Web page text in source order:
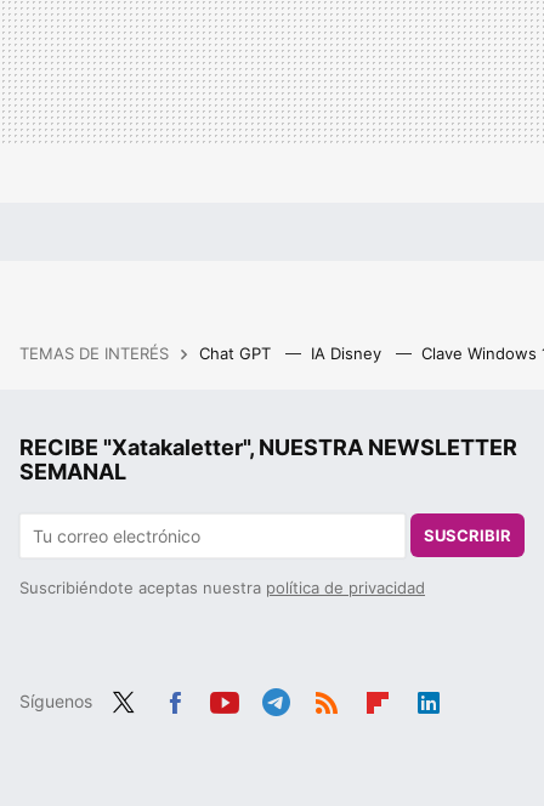
TEMAS DE INTERÉS Chat GPT IA Disney Clave Windows
RECIBE "Xatakaletter", NUESTRA NEWSLETTER
SEMANAL
SUSCRIBIR
Suscribiéndote aceptas nuestra política de privacidad
Síguenos